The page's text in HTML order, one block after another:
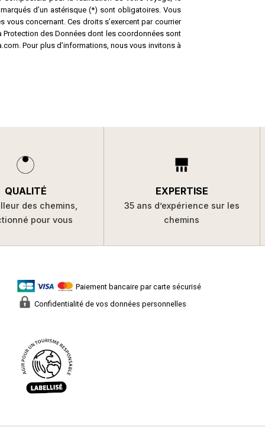
d’un astérisque (*) sont obligatoires. Vous
concernant. Ces droits s’exercent par courrier
Protection des Données dont les coordonnées sont
Pour plus d’informations, nous vous invitons à
QUALITÉ
des chemins,
pour vous
EXPERTISE
35 ans d’expérience sur les
chemins
Paiement bancaire par carte sécurisé
Confidentialité de vos données personnelles